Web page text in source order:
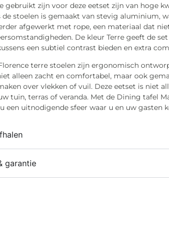
gebruikt zijn voor deze eetset zijn van hoge
de stoelen is gemaakt van stevig aluminium,
afgewerkt met rope, een materiaal dat
De kleur Terre geeft de
een subtiel contrast bieden en extra
terre stoelen zijn ergonomisch
alleen zacht en comfortabel, maar ook
over vlekken of vuil. Deze eetset is niet
tuin, terras of veranda. Met de Dining tafel
een uitnodigende sfeer waar u en uw gasten
garantie